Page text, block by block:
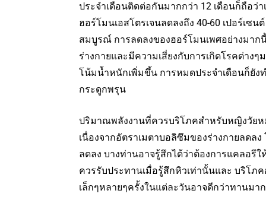
ประจำเดือนติดต่อกันมากกว่า 12 เดือนก็ถือว่
ฮอร์โมนเอสโตรเจนลดลงถึง 40-60 เปอร์เซ
สมบูรณ์ การลดลงของฮอร์โมนเพศอย่างมาก
ร่างกายและมีความเสี่ยงกับการเกิดโรคต่าง
โน้มน้ำหนักเพิ่มขึ้น การหมดประจำเดือนก็ยัง
กระดูกพรุน
ปริมาณพลังงานที่ควรบริโภคสำหรับหญิงวัยห
เนื่องจากอัตราเมตาบอลิซึมของร่างกายลด
ลดลง บางท่านอาจรู้สึกได้ว่าต้องการแคลอรี
ควรรับประทานเมื่อรู้สึกหิวเท่านั้นและ บริโภ
เล็กๆหลายๆครั้งในแต่ละวันอาจดีกว่าทานมา